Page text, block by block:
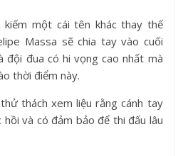
kiếm một cái tên khác thay thế
Massa sẽ chia tay vào cuối
đội đua có hi vọng cao nhất mà
thời điểm này.
thách xem liệu rằng cánh tay
hồi và có đảm bảo để thi đấu lâu